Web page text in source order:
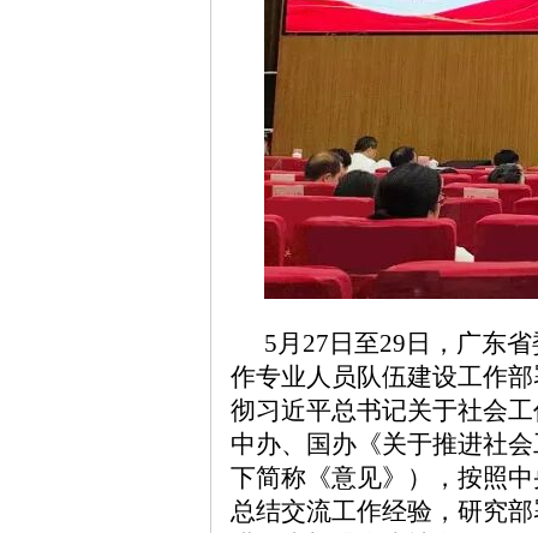
5月27日至29日，广东
作专业人员队伍建设工作
彻习近平总书记关于社会
中办、国办《关于推进社
下简称《意见》），按照
总结交流工作经验，研究